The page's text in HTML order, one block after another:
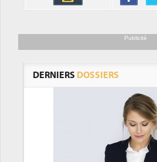
Publicité
DERNIERS DOSSIERS